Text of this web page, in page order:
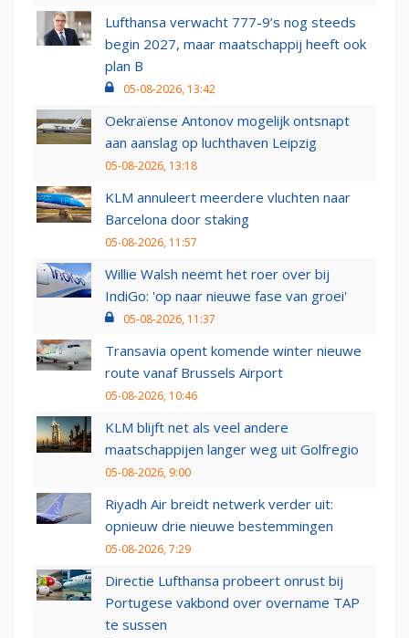
Lufthansa verwacht 777-9’s nog steeds
begin 2027, maar maatschappij heeft ook
plan B
05-08-2026, 13:42
Oekraïense Antonov mogelijk ontsnapt
aan aanslag op luchthaven Leipzig
05-08-2026, 13:18
KLM annuleert meerdere vluchten naar
Barcelona door staking
05-08-2026, 11:57
Willie Walsh neemt het roer over bij
IndiGo: 'op naar nieuwe fase van groei'
05-08-2026, 11:37
Transavia opent komende winter nieuwe
route vanaf Brussels Airport
05-08-2026, 10:46
KLM blijft net als veel andere
maatschappijen langer weg uit Golfregio
05-08-2026, 9:00
Riyadh Air breidt netwerk verder uit:
opnieuw drie nieuwe bestemmingen
05-08-2026, 7:29
Directie Lufthansa probeert onrust bij
Portugese vakbond over overname TAP
te sussen